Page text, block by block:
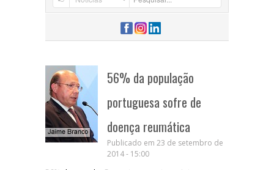
56% da população
portuguesa sofre de
doença reumática
Publicado em 23 de setembro de
2014 - 15:00